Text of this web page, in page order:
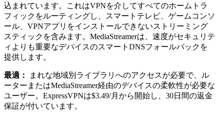
込まれています。これはVPNを介してすべてのホームトラ
フィックをルーティングし、スマートテレビ、ゲームコンソ
ール、VPNアプリをインストールできないストリーミング
スティックを含みます。MediaStreamerは、速度がセキュリテ
ィよりも重要なデバイスのスマートDNSフォールバックを
提供します。
最適：
まれな地域別ライブラリへのアクセスが必要で、ル
ーターまたはMediaStreamer経由のデバイスの柔軟性が必要な
ユーザー。ExpressVPNは$3.49/月から開始し、30日間の返金
保証が付いています。